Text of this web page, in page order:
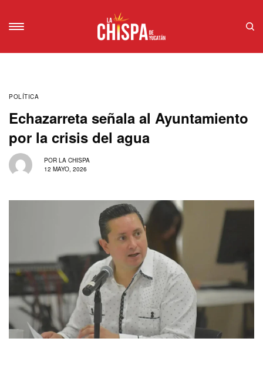
POLÍTICA
Echazarreta señala al Ayuntamiento
por la crisis del agua
POR LA CHISPA
12 MAYO, 2026